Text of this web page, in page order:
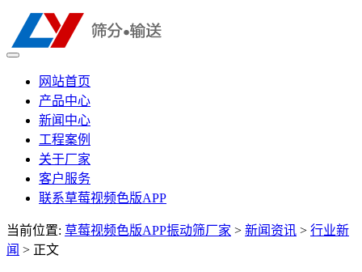
网站首页
产品中心
新闻中心
工程案例
关于厂家
客户服务
联系草莓视频色版APP
当前位置: 草莓视频色版APP振动筛厂家 > 新闻资讯 > 行业新
闻 > 正文